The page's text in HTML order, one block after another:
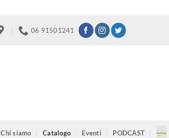
06 91501241
Chi siamo Catalogo Eventi PODCAST